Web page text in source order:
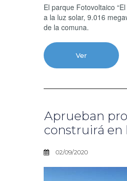
El parque Fotovoltaico
a la luz solar, 9.016
de la comuna.
Ver
Aprueban
construirá en
02/09/2020